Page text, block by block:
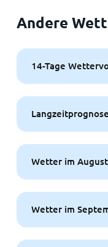
Andere
14-Tage
Wetter im August
Wetter im